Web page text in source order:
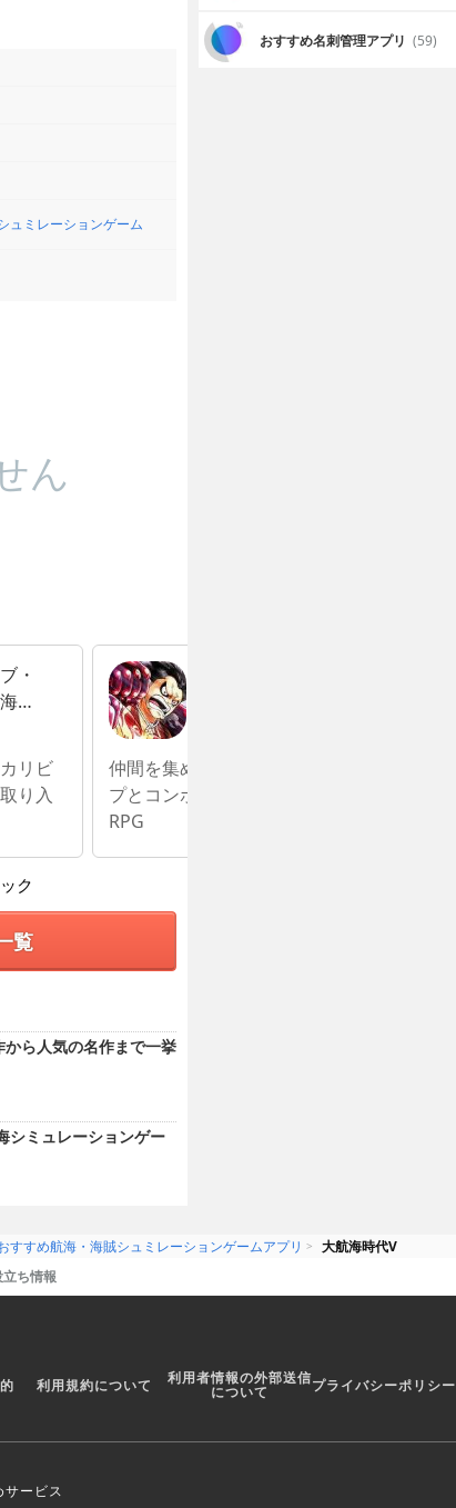
ュミレーションゲーム
ん
・
の
リビ
り入
仲間を集めて海賊団を結成！タッ
プとコンボでつなけるアクション
RPG
ク
覧
から人気の名作まで一挙
シミュレーションゲー
おすすめ名刺管理アプリ (59)
すすめ航海・海賊シュミレーションゲームアプリ
大航海時代V
立ち情報
利用規約について 利用者情報の外部送信
について プライバシーポリシー
サービス